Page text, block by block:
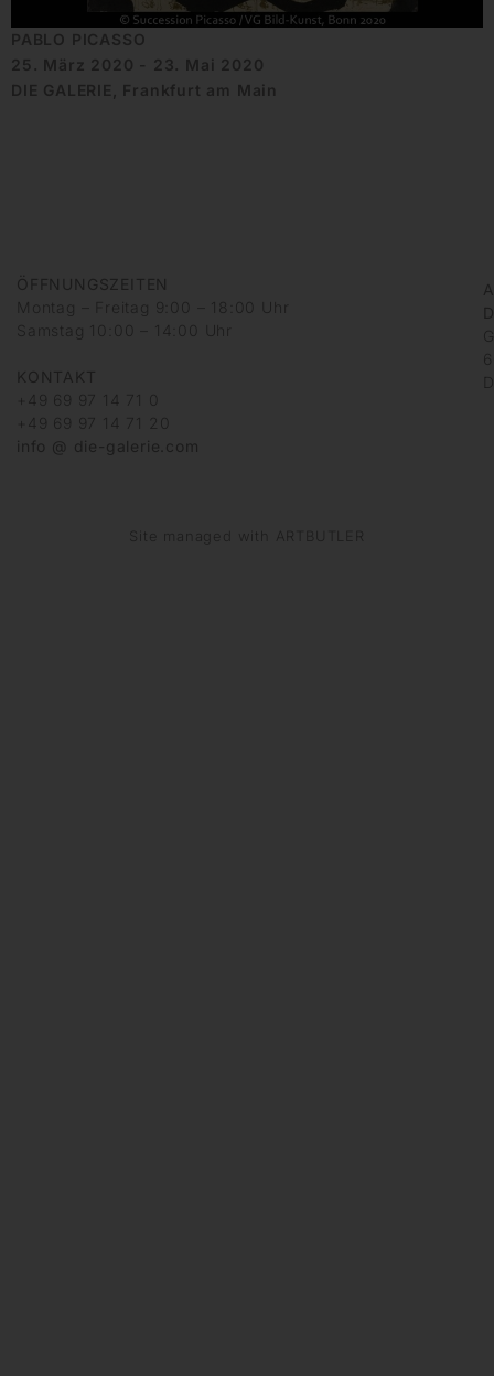
PABLO PICASSO
25. März 2020 - 23. Mai 2020
DIE GALERIE, Frankfurt am Main
ÖFFNUNGSZEITEN
Montag – Freitag 9:00 – 18:00 Uhr
Samstag 10:00 – 14:00 Uhr
KONTAKT
+49 69 97 14 71 0
+49 69 97 14 71 20
info @ die-galerie.com
Site managed with ARTBUTLER